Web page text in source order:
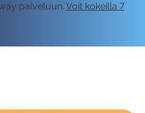
palveluun. Voit kokeilla 7